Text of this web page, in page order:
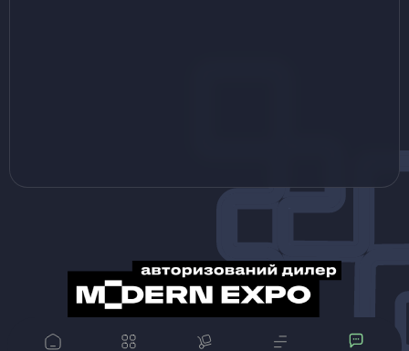
© Magrest 2013-2024 Всі матеріали, представлені на даному сайті, належать компанії
«MAGREST»